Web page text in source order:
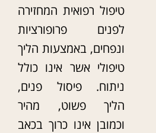
טיפול רפואית המחזירה
לפנים פרופורציות
ונפחים, באמצעות הליך
טיפולי אשר אינו כולל
ניתוח. פיסול פנים,
הליך פשוט, מהיר
וכמובן אינו כרוך בכאב